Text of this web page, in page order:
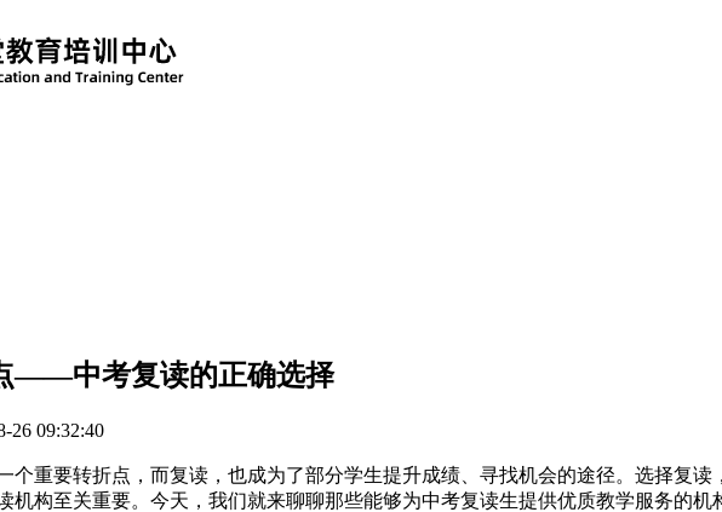
——中考复读的正确选择
09:32:40
重要转折点，而复读，也成为了部分学生提升成绩、寻找机会的途径。选择复读
机构至关重要。今天，我们就来聊聊那些能够为中考复读生提供优质教学服务的